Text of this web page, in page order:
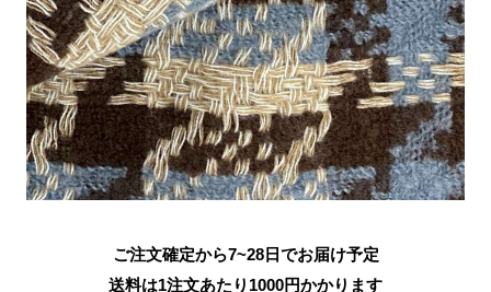
ご注文確定から7~28日でお届け予定
送料は1注文あたり 1000円かかります